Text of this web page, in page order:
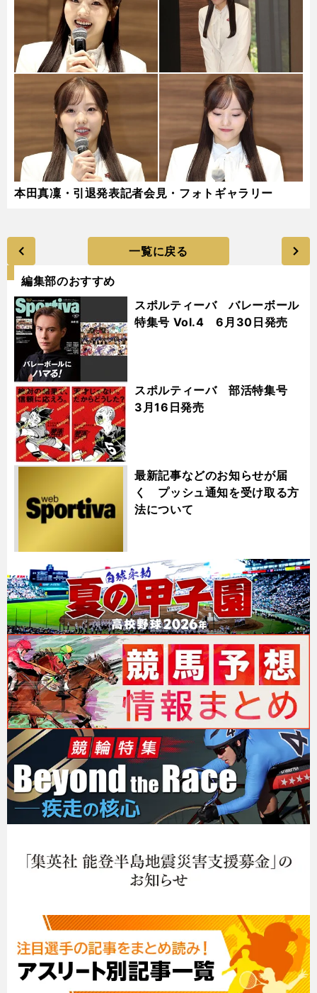
本田真凜・引退発表記者会見・フォトギャラリー
一覧に戻る
編集部のおすすめ
スポルティーバ バレーボール
特集号 Vol.4 6月30日発売
スポルティーバ 部活特集号
3月16日発売
最新記事などのお知らせが届
く プッシュ通知を受け取る方
法について